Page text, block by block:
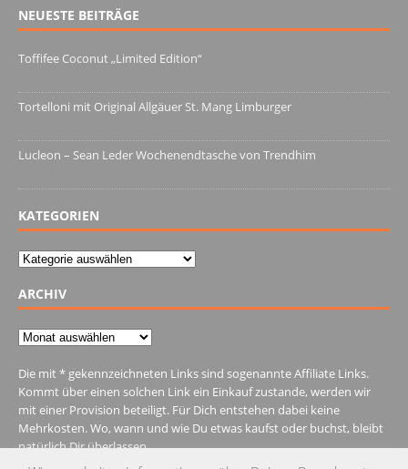
NEUESTE BEITRÄGE
Toffifee Coconut „Limited Edition“
Tortelloni mit Original Allgäuer St. Mang Limburger
Lucleon – Sean Leder Wochenendtasche von Trendhim
KATEGORIEN
Kategorien
ARCHIV
Archiv
Die mit * gekennzeichneten Links sind sogenannte Affiliate Links.
Kommt über einen solchen Link ein Einkauf zustande, werden wir
mit einer Provision beteiligt. Für Dich entstehen dabei keine
Mehrkosten. Wo, wann und wie Du etwas kaufst oder buchst, bleibt
natürlich Dir überlassen.